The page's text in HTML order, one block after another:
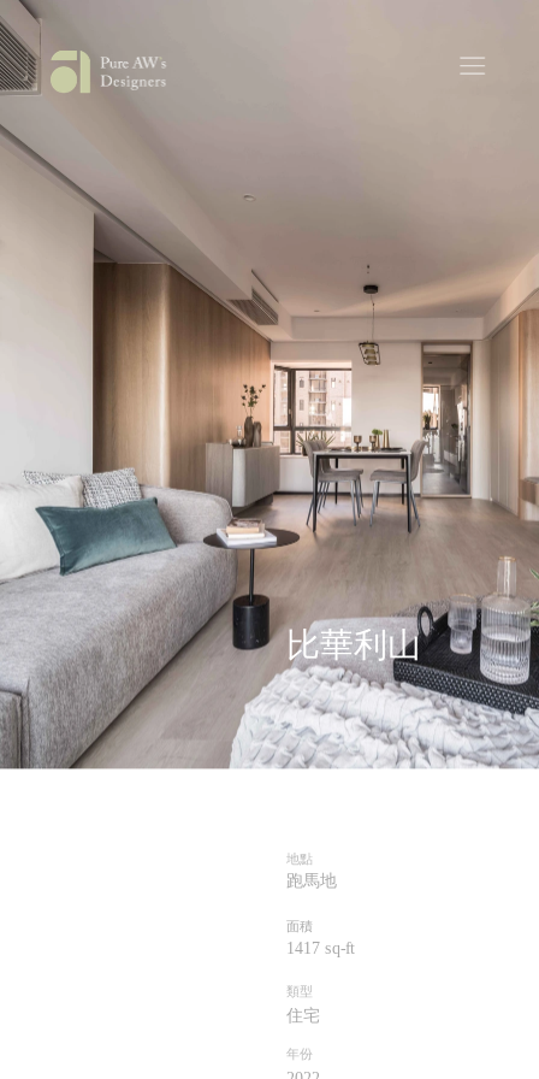
地點
跑馬地
面積
1417 sq-ft
類型
住宅
年份
比華利山